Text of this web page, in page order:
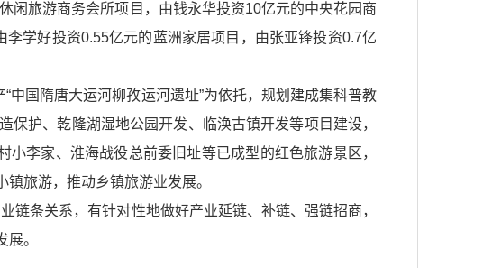
闲旅游商务会所项目，由钱永华投资10亿元的中央花园商
学好投资0.55亿元的蓝洲家居项目，由张亚锋投资0.7亿
国隋唐大运河柳孜运河遗址”为依托，规划建成集科普教
护、乾隆湖湿地公园开发、临涣古镇开发等项目建设，
李家、淮海战役总前委旧址等已成型的红色旅游景区，
旅游，推动乡镇旅游业发展。
链条关系，有针对性地做好产业延链、补链、强链招商，
。